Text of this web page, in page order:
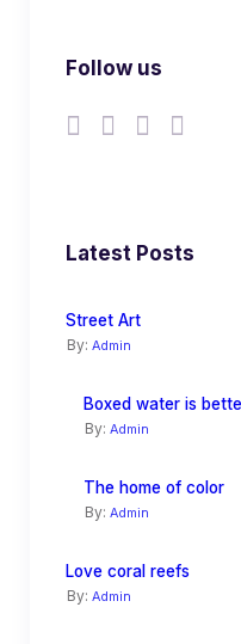
Follow us
Latest Posts
Street Art
By: Admin
Boxed water is
By: Admin
The home of color
By: Admin
Love coral reefs
By: Admin